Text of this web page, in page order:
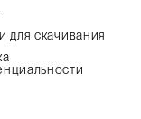
для скачивания